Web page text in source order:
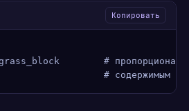
Копировать
#
# содержимым